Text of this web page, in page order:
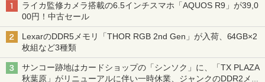
ライカ監修カメラ搭載の6.5インチスマホ「AQUOS R9」が39,0
00円！中古セール
LexarのDDR5メモリ「THOR RGB 2nd Gen」が入荷、64GB×2
枚組など3種類
サンコー跡地はカードショップの「シンソク」に、「TX PLAZA
秋葉原」がリニューアルに伴い一時休業、ジャンクのDDR2メモ